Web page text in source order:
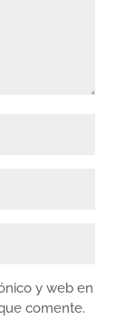
y web en
comente.